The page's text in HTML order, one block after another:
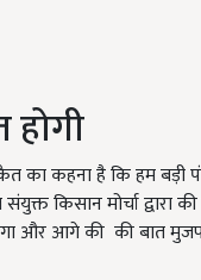
का कहना है कि हम
किसान मोर्चा द्वारा
और आगे की की बात